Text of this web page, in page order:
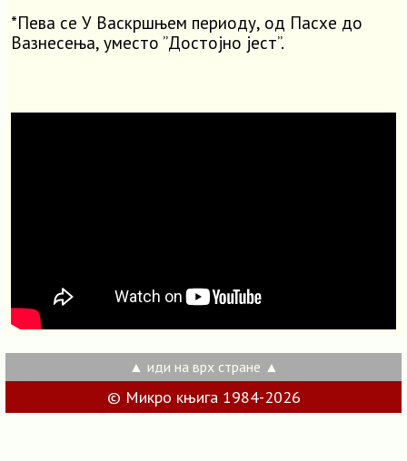
*Пева се У Васкршњем периоду, од Пасхе до
Вазнесења, уместо ”Достојно јест”.
▲ иди на врх стране ▲
© Микро књига 1984-2026